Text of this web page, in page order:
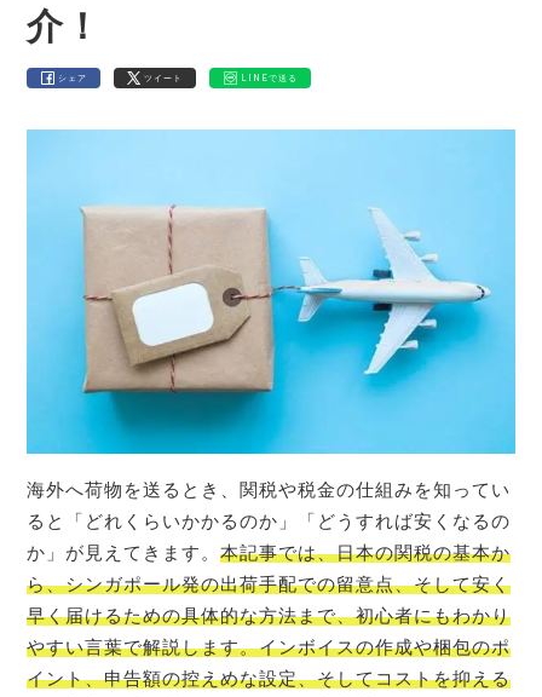
介！
シェア ツイート LINEで送る
海外へ荷物を送るとき、関税や税金の仕組みを知ってい
ると「どれくらいかかるのか」「どうすれば安くなるの
か」が見えてきます。本記事では、日本の関税の基本か
ら、シンガポール発の出荷手配での留意点、そして安く
早く届けるための具体的な方法まで、初心者にもわかり
やすい言葉で解説します。インボイスの作成や梱包のポ
イント、申告額の控えめな設定、そしてコストを抑える